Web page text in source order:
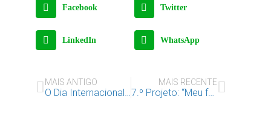
Facebook Twitter
LinkedIn WhatsApp
MAIS ANTIGO
O Dia Internacional da Criança no Bairro do Condado
MAIS RECENTE
7.º Projeto: “Meu foco de vida – Sonhos, caminhos e propósitos”